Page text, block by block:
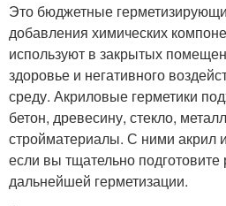
Это бюджетные
добавления химических
используют в закрытых
здоровье и негативного
среду. Акриловые герметики
бетон, древесину, стекло,
стройматериалы. С ними акрил
если вы тщательно
дальнейшей герметизации.